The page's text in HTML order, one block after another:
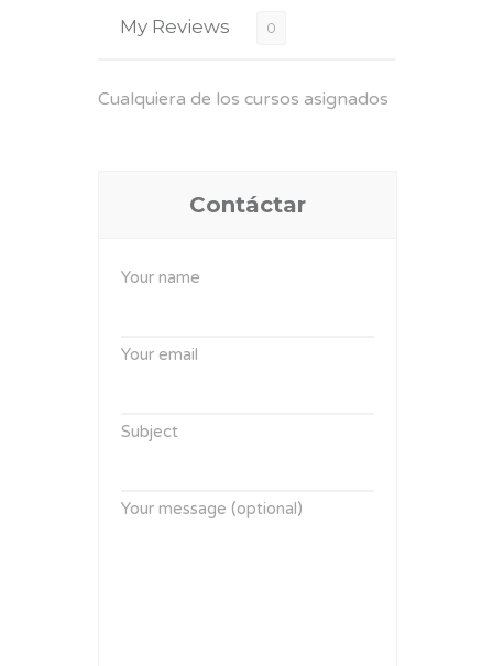
My Reviews 0
Cualquiera de los cursos asignados
Contáctar
Your name
Your email
Subject
Your message (optional)